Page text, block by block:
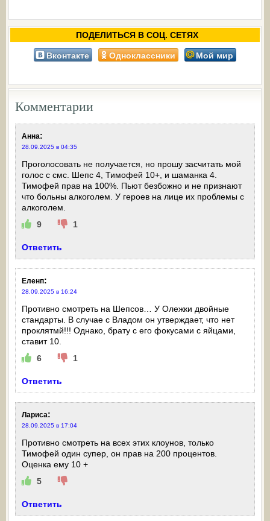
ПОДЕЛИТЬСЯ В СОЦ. СЕТЯХ
Вконтакте Одноклассники Мой мир
Комментарии
Анна:
28.09.2025 в 04:35
Проголосовать не получается, но прошу засчитать мой
голос с смс. Шепс 4, Тимофей 10+, и шаманка 4.
Тимофей прав на 100%. Пьют безбожно и не признают
что больны алкоголем. У героев на лице их проблемы с
алкоголем.
9
1
Ответить
Еленп:
28.09.2025 в 16:24
Противно смотреть на Шепсов… У Олежки двойные
стандарты. В случае с Владом он утверждает, что нет
проклятмй!!! Однако, брату с его фокусами с яйцами,
ставит 10.
6
1
Ответить
Лариса:
28.09.2025 в 17:04
Противно смотреть на всех этих клоунов, только
Тимофей один супер, он прав на 200 процентов.
Оценка ему 10 +
5
Ответить